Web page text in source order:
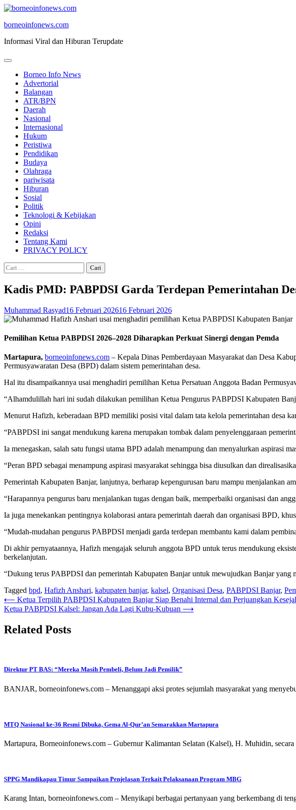
Skip
content
borneoinfonews.com
Informasi Viral dan Hiburan Terupdate
Borneo Info News
Advertorial
Balangan
ATR/BPN
Daerah
Nasional
Internasional
Hukum
Peristiwa
Pendidikan
Budaya
Olahraga
pariwisata
Hiburan
Sosial
Politik
Teknologi & Kebijakan
Opini
Redaksi
Tentang Kami
PRIVACY POLICY
Cari
untuk:
Kadis PMD: PABPDSI Garda Terdepan Pemerintahan
Muhammad Rasyad16 Februari 202616 Februari 2026
Pemilihan Ketua PABPDSI 2026–2028 Diharapkan Perkuat Sinergi dengan Pemda
Martapura, borneoinfonews.com – Kepala Dinas Pemberdayaan Masyarakat dan Desa
Permusyawaratan Desa (BPD) dalam sistem pemerintahan desa.
Hal itu disampaikannya usai menghadiri pemilihan Ketua Persatuan Anggota Badan
“Alhamdulillah hari ini sudah dilakukan pemilihan Ketua Pengurus PABPDSI Kabupaten
Menurut Hafizh, keberadaan BPD memiliki posisi vital dalam tata kelola pemerintahan desa
“PABPDSI ini sangat mendukung karena merupakan tombak dalam penyelenggaraan
Ia menegaskan, salah satu fungsi utama BPD adalah menampung dan menyalurkan aspirasi
“Peran BPD sebagai menampung aspirasi masyarakat sehingga bisa diusulkan dan
Pemerintah Kabupaten Banjar, lanjutnya, berharap kepengurusan baru mampu menjalankan
“Harapannya pengurus baru menjalankan tugas dengan baik, memperbaiki organisasi dan
Ia juga menekankan pentingnya kolaborasi antara pemerintah daerah dan organisasi BPD,
“Mudah-mudahan pengurus PABPDSI menjadi garda terdepan membantu kami dalam
Di akhir pernyataannya, Hafizh mengajak seluruh anggota BPD untuk terus mendukung
berkelanjutan.
“Dukung terus PABPDSI dan pemerintah Kabupaten Banjar untuk mewujudkan Banjar yang
Tagged bpd, Hafizh Anshari, kabupaten banjar, kalsel, Organisasi Desa, PABPDSI Banjar,
Navigasi
pos
⟵ Ketua Terpilih PABPDSI Kabupaten Banjar Siap Benahi Internal dan Perjuangkan
Ketua PABPDSI Kalsel: Jangan Ada Lagi Kubu-Kubuan ⟶
Related Posts
Direktur PT BAS: “Mereka Masih Pembeli, Belum Jadi Pemilik”
BANJAR, borneoinfonews.com – Menanggapi aksi protes sejumlah masyarakat yang
MTQ Nasional ke-36 Resmi Dibuka, Gema Al-Qur’an Semarakkan Martapura
Martapura, Borneoinfonews.com – Gubernur Kalimantan Selatan (Kalsel), H. Muhidin,
SPPG Mandikapau Timur Sampaikan Penjelasan Terkait Pelaksanaan Program MBG
Karang Intan, borneoinfonews.com – Menyikapi berbagai pertanyaan yang berkembang di